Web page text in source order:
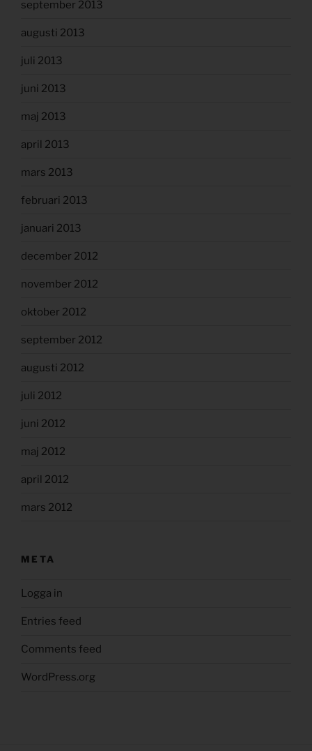
september 2013
augusti 2013
juli 2013
juni 2013
maj 2013
april 2013
mars 2013
februari 2013
januari 2013
december 2012
november 2012
oktober 2012
september 2012
augusti 2012
juli 2012
juni 2012
maj 2012
april 2012
mars 2012
META
Logga in
Entries feed
Comments feed
WordPress.org